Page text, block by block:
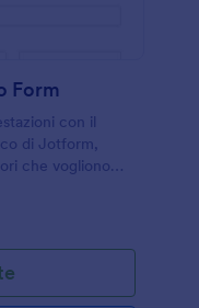
Form
con il
di Jotform,
che vogliono